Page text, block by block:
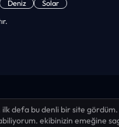
Deniz
Solar
ilk defa bu denli bir site
ekibinizin emeğine